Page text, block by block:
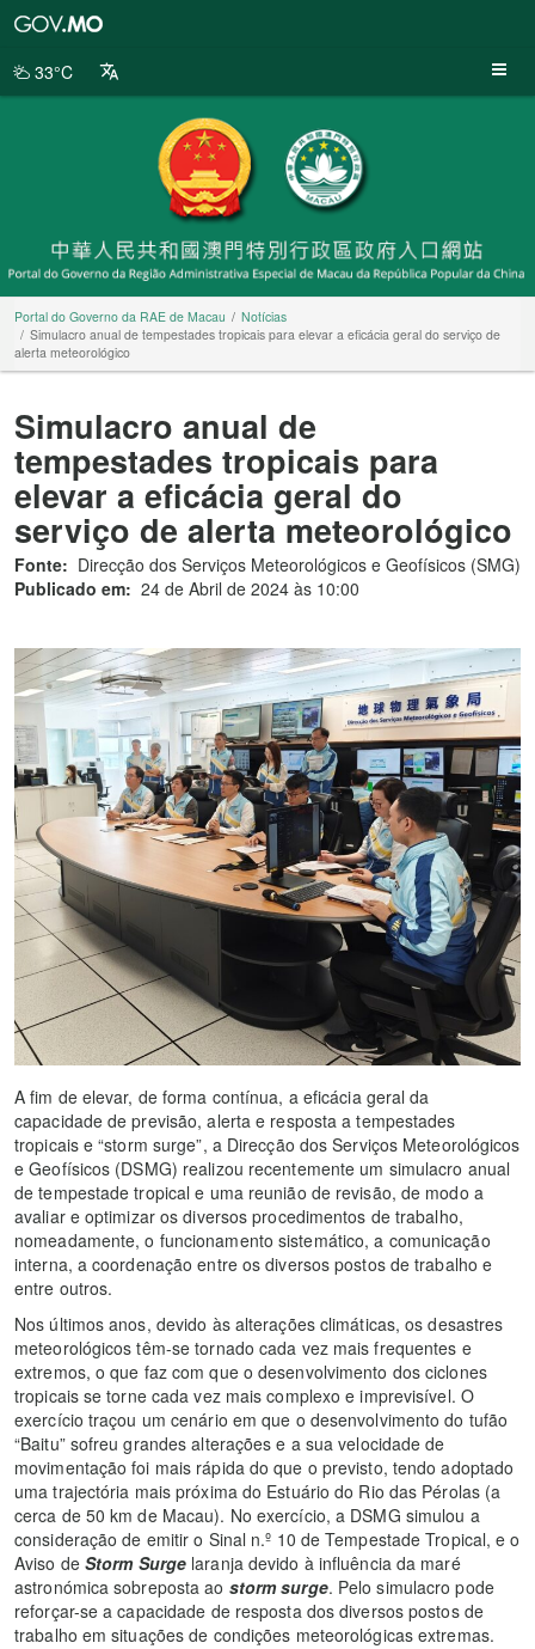
da
33°C
Portal do Governo da RAE de Macau
Notícias
Simulacro anual de tempestades tropicais para elevar a eficácia geral do serviço de
alerta meteorológico
Simulacro anual de
tempestades tropicais para
elevar a eficácia geral do
serviço de alerta meteorológico
Fonte: Direcção dos Serviços Meteorológicos e Geofísicos (SMG)
Publicado em: 24 de Abril de 2024 às 10:00
A fim de elevar, de forma contínua, a eficácia geral da
capacidade de previsão, alerta e resposta a tempestades
tropicais e “storm surge”, a Direcção dos Serviços Meteorológicos
e Geofísicos (DSMG) realizou recentemente um simulacro anual
de tempestade tropical e uma reunião de revisão, de modo a
avaliar e optimizar os diversos procedimentos de trabalho,
nomeadamente, o funcionamento sistemático, a comunicação
interna, a coordenação entre os diversos postos de trabalho e
entre outros.
Nos últimos anos, devido às alterações climáticas, os desastres
meteorológicos têm-se tornado cada vez mais frequentes e
extremos, o que faz com que o desenvolvimento dos ciclones
tropicais se torne cada vez mais complexo e imprevisível. O
exercício traçou um cenário em que o desenvolvimento do tufão
“Baitu” sofreu grandes alterações e a sua velocidade de
movimentação foi mais rápida do que o previsto, tendo adoptado
uma trajectória mais próxima do Estuário do Rio das Pérolas (a
cerca de 50 km de Macau). No exercício, a DSMG simulou a
consideração de emitir o Sinal n.º 10 de Tempestade Tropical, e o
Aviso de Storm Surge laranja devido à influência da maré
astronómica sobreposta ao storm surge. Pelo simulacro pode
reforçar-se a capacidade de resposta dos diversos postos de
trabalho em situações de condições meteorológicas extremas.